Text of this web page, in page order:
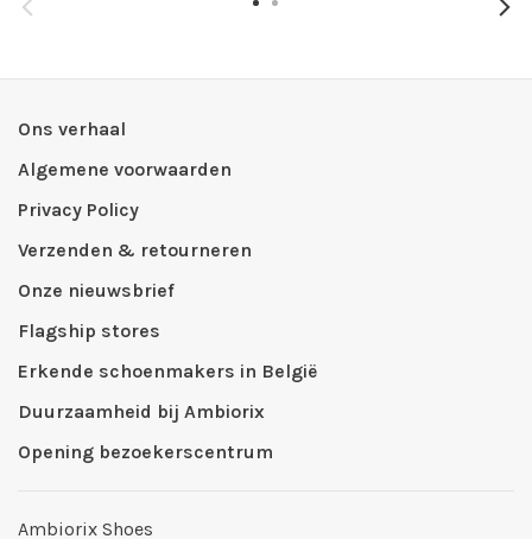
Ons verhaal
Algemene voorwaarden
Privacy Policy
Verzenden & retourneren
Onze nieuwsbrief
Flagship stores
Erkende schoenmakers in België
Duurzaamheid bij Ambiorix
Opening bezoekerscentrum
Ambiorix Shoes